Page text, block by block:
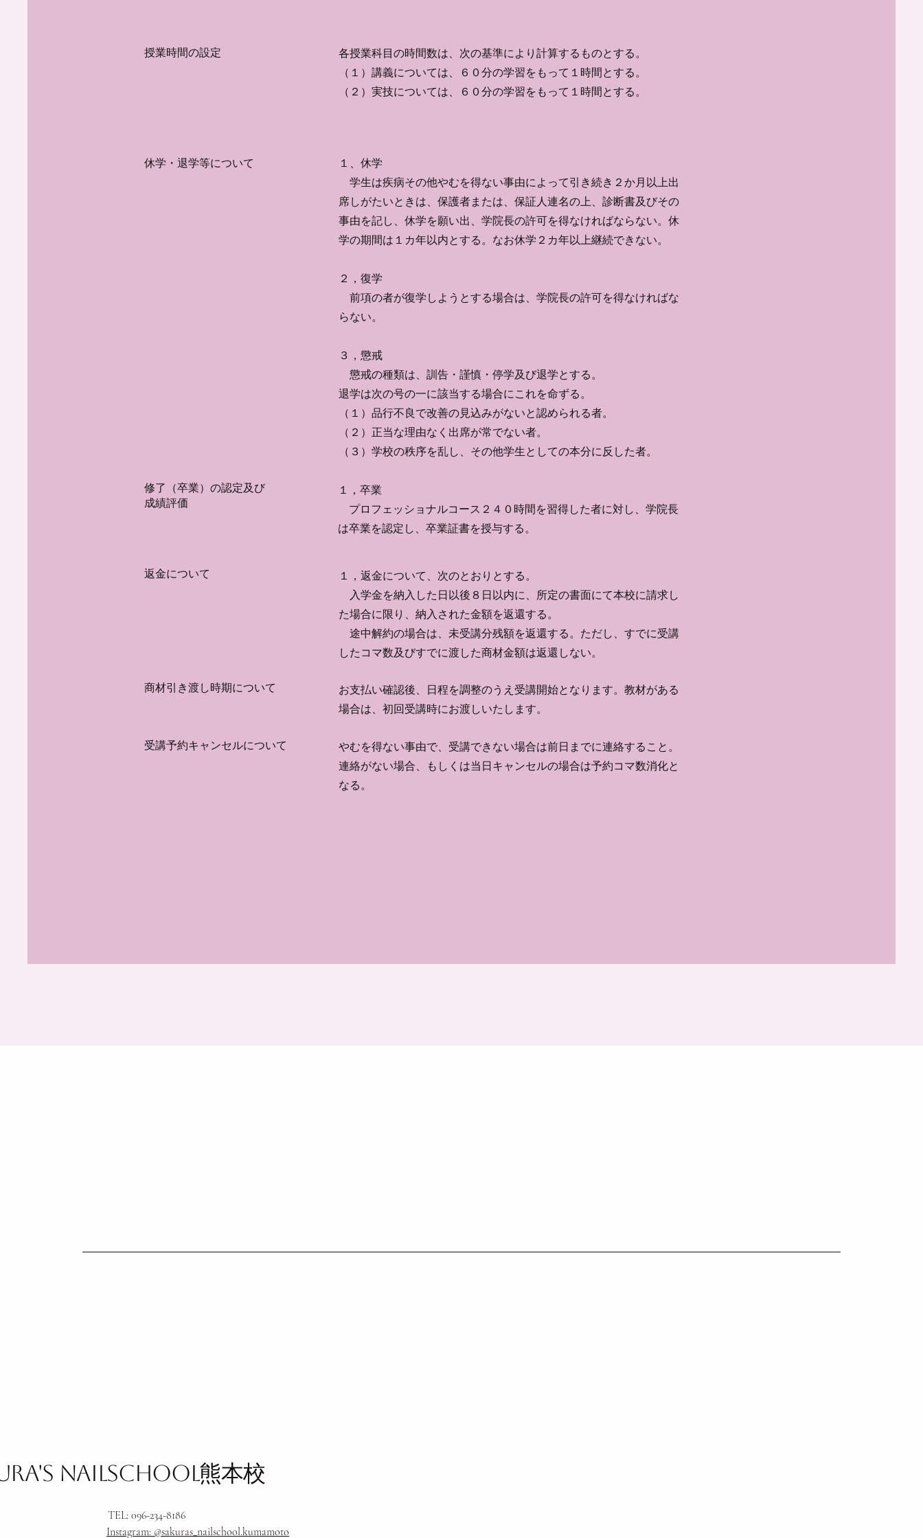
法域によってプライバシーポリシーに含めるべき事項の法的義務が異なるため、事
業活動や所在地に関連する法律の遵守について確認する責任はあなたが負うものと
​授業時間の設定
各授業科目の時間数は、次の基準により計算するものとする。
（１）講義については、６０分の学習をもって１時間とする。
​（２）実技については、６０分の学習をもって１時間とする。
​休学・退学等について
１、休学
学生は疾病その他やむを得ない事由によって引き続き２か月以上出
席しがたいときは、保護者または、保証人連名の上、診断書及びその
事由を記し、休学を願い出、学院長の許可を得なければならない。休
学の期間は１カ年以内とする。なお休学２カ年以上継続できない。
２，復学
前項の者が復学しようとする場合は、学院長の許可を得なければな
らない。
​３，懲戒
懲戒の種類は、訓告・謹慎・停学及び退学とする。
退学は次の号の一に該当する場合にこれを命ずる。
（１）品行不良で改善の見込みがないと認められる者。
（２）正当な理由なく出席が常でない者。
（３）学校の秩序を乱し、その他学生としての本分に反した者。
​修了（卒業）の認定及び
成績評価
１，卒業
​ プロフェッショナルコース２４０時間を習得した者に対し、学院長
は卒業を認定し、卒業証書を授与する。
​返金について
１，返金について、次のとおりとする。
入学金を納入した日以後８日以内に、所定の書面にて本校に請求し
た場合に限り、納入された金額を返還する。
​ 途中解約の場合は、未受講分残額を返還する。ただし、すでに受講
したコマ数及びすでに渡した商材金額は返還しない。
​商材引き渡し時期について
​お支払い確認後、日程を調整のうえ受講開始となります。教材がある
場合は、初回受講時にお渡しいたします。
​受講予約キャンセルについて
やむを得ない事由で、受講できない場合は前日までに連絡すること。
​連絡がない場合、もしくは当日キャンセルの場合は予約コマ数消化と
なる。
TEL: 096-234-8186
​Instagram: @sakuras_nailschool.kumamoto
nailschool熊本校